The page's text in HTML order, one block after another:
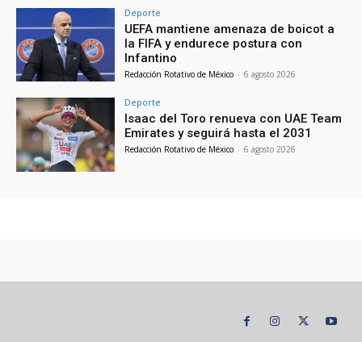
Deporte
UEFA mantiene amenaza de boicot a
la FIFA y endurece postura con
Infantino
Redacción Rotativo de México - 6 agosto 2026
Deporte
Isaac del Toro renueva con UAE Team
Emirates y seguirá hasta el 2031
Redacción Rotativo de México - 6 agosto 2026